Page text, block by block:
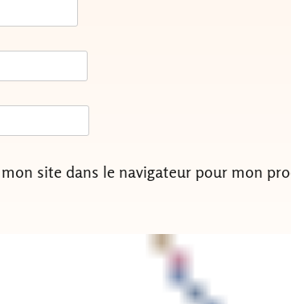
site dans le navigateur pour mon